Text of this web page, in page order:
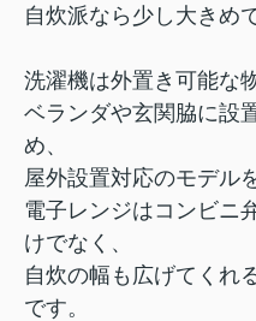
自炊派なら少し大きめ
洗濯機は外置き可能な
ベランダや玄関脇に設
め、
屋外設置対応のモデル
電子レンジはコンビニ
けでなく、
自炊の幅も広げてくれ
です。